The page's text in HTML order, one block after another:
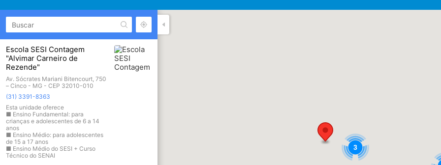
Escola SESI Contagem
"Alvimar Carneiro de
Rezende"
Av. Sócrates Mariani Bitencourt, 750
– Cinco - MG - CEP 32010-010
(31) 3391-8363
Esta unidade oferece
■ Ensino Fundamental: para
crianças e adolescentes de 6 a 14
anos
■ Ensino Médio: para adolescentes
de 15 a 17 anos
■ Ensino Médio do SESI + Curso
Técnico do SENAI
3